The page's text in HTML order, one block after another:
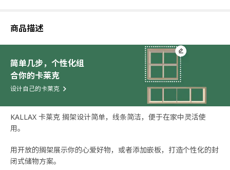
商品描述
简单几步，个性化组
合你的卡莱克
设计自己的卡莱克
KALLAX 卡莱克 搁架设计简单，线条简洁，便于在家中灵活使
用。​
用开放的搁架展示你的心爱好物，或者添加嵌板，打造个性化的封
闭式储物方案。​